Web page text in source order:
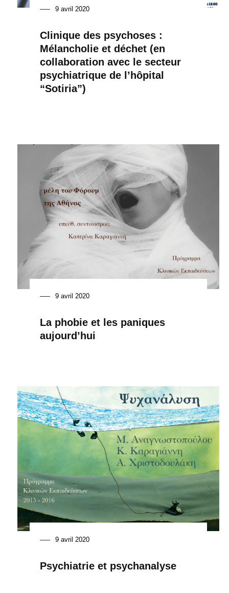
9 avril 2020
Clinique des psychoses :
Mélancholie et déchet (en
collaboration avec le secteur
psychiatrique de l’hôpital
“Sotiria”)
9 avril 2020
La phobie et les paniques
aujourd’hui
9 avril 2020
Psychiatrie et psychanalyse